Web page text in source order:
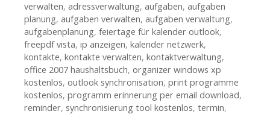
verwalten, adressverwaltung, aufgaben, aufgaben
planung, aufgaben verwalten, aufgaben verwaltung,
aufgabenplanung, feiertage für kalender outlook,
freepdf vista, ip anzeigen, kalender netzwerk,
kontakte, kontakte verwalten, kontaktverwaltung,
office 2007 haushaltsbuch, organizer windows xp
kostenlos, outlook synchronisation, print programme
kostenlos, programm erinnerung per email download,
reminder, synchronisierung tool kostenlos, termin,